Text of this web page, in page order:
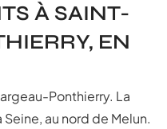
À SAINT-
EN
Ponthierry. La
au nord de Melun.